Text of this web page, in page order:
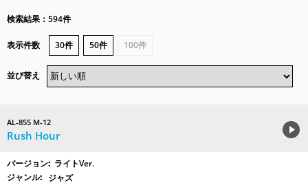
検索結果：594件
表示件数 30件 50件 100件
並び替え
AL-855 M-12
Rush Hour
ライトVer.
ジャズ